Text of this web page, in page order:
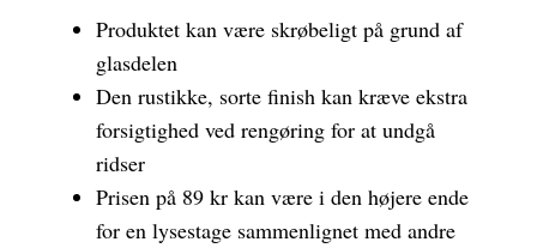
Produktet kan være skrøbeligt på grund af
glasdelen
Den rustikke, sorte finish kan kræve ekstra
forsigtighed ved rengøring for at undgå
ridser
Prisen på 89 kr kan være i den højere ende
for en lysestage sammenlignet med andre